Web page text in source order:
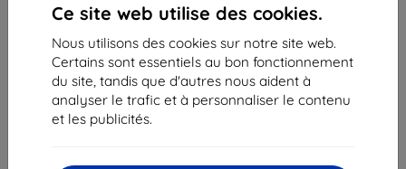
Ce site web utilise des cookies.
Nous utilisons des cookies sur notre site web.
Certains sont essentiels au bon fonctionnement
du site, tandis que d'autres nous aident à
analyser le trafic et à personnaliser le contenu
et les publicités.
15,90 €
14,32 €
En stock > 5 pièces